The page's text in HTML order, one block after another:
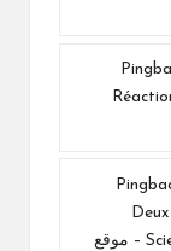
Sciences et Technologies Mécaniques STM – موقع